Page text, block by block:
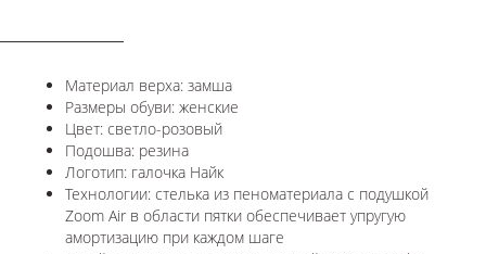
Материал верха: замша
Размеры обуви: женские
Цвет: светло-розовый
Подошва: резина
Логотип: галочка Найк
Технологии: стелька из пеноматериала с подушкой
Zoom Air в области пятки обеспечивает упругую
амортизацию при каждом шаге